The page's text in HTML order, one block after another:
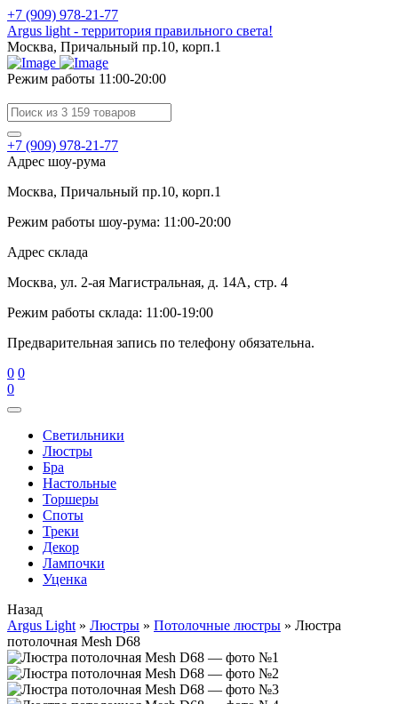
+7 (909) 978-21-77
Argus light - территория правильного света!
Москва, Причальный пр.10, корп.1
Режим работы 11:00-20:00
+7 (909) 978-21-77
Адрес шоу-рума
Москва, Причальный пр.10, корп.1
Режим работы шоу-рума: 11:00-20:00
Адрес склада
Москва, ул. 2-ая Магистральная, д. 14А, стр. 4
Режим работы склада: 11:00-19:00
Предварительная запись по телефону обязательна.
0 0
0
Cветильники
Люстры
Бра
Настольные
Торшеры
Споты
Треки
Декор
Лампочки
Уценка
Назад
Argus Light » Люстры » Потолочные люстры » Люстра
потолочная Mesh D68